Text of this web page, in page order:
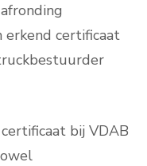
erkend certificaat
bij VDAB